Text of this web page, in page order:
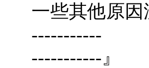
一些其他原
-----------
-----------』